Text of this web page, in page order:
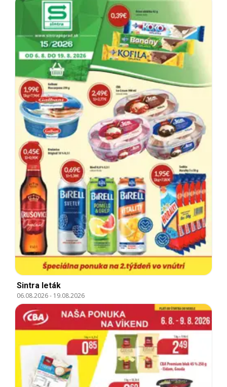
Sintra leták
06.08.2026- 19.08.2026